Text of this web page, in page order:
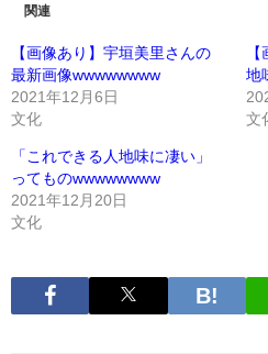
関連
【画像あり】宇垣美里さんの
最新画像wwwwwwww
2021年12月6日
文化
地
文
「これできる人地味に凄い」
ってものwwwwwwww
2021年12月20日
文化